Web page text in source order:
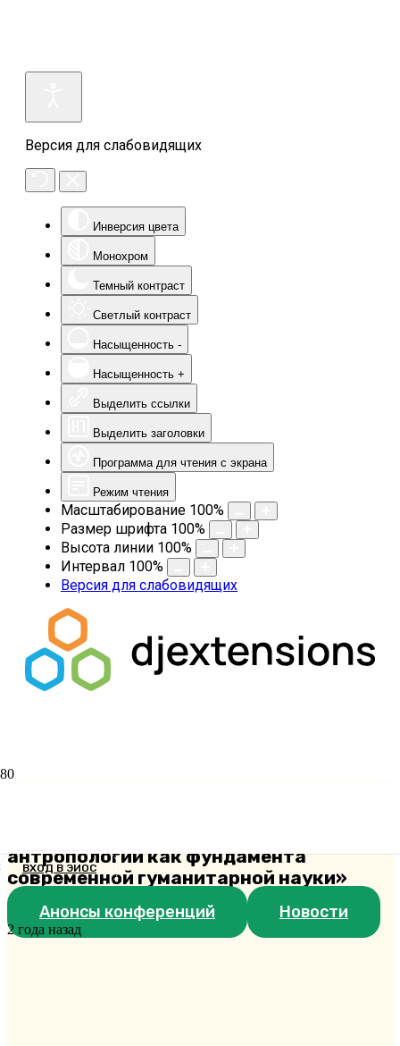
Версия для слабовидящих
Инверсия цвета
Монохром
Темный контраст
Светлый контраст
Насыщенность -
Насыщенность +
Выделить ссылки
Выделить заголовки
Программа для чтения с экрана
Режим чтения
Масштабирование 100%
Размер шрифта 100%
Высота линии 100%
Интервал 100%
Версия для слабовидящих
ВХОД В ЭИОС
антропологии как фундамента
современной гуманитарной науки»
Анонсы конференций Новости
2 года назад